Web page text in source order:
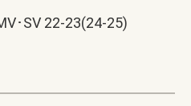
･SV 22-23(24-25)